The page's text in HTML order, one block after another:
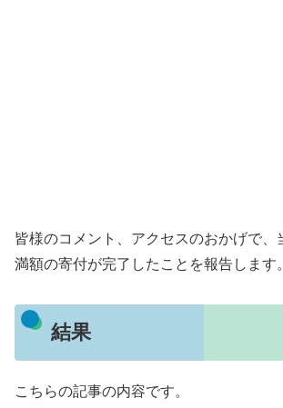
皆様のコメント、アクセスのおかげで、
満額の寄付が完了したことを報告します。
結果
こちらの記事の内容です。